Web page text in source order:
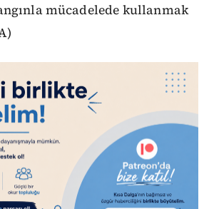
mücadelede kullanmak